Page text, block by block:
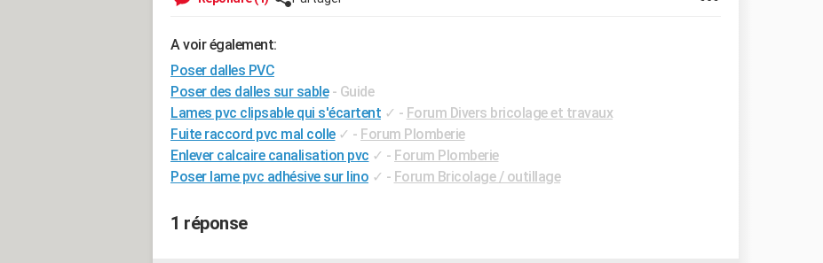
A voir également:
Poser dalles PVC
Poser des dalles sur sable - Guide
Lames pvc clipsable qui s'écartent ✓ - Forum Divers bricolage et travaux
Fuite raccord pvc mal colle ✓ - Forum Plomberie
Enlever calcaire canalisation pvc ✓ - Forum Plomberie
Poser lame pvc adhésive sur lino ✓ - Forum Bricolage / outillage
1 réponse